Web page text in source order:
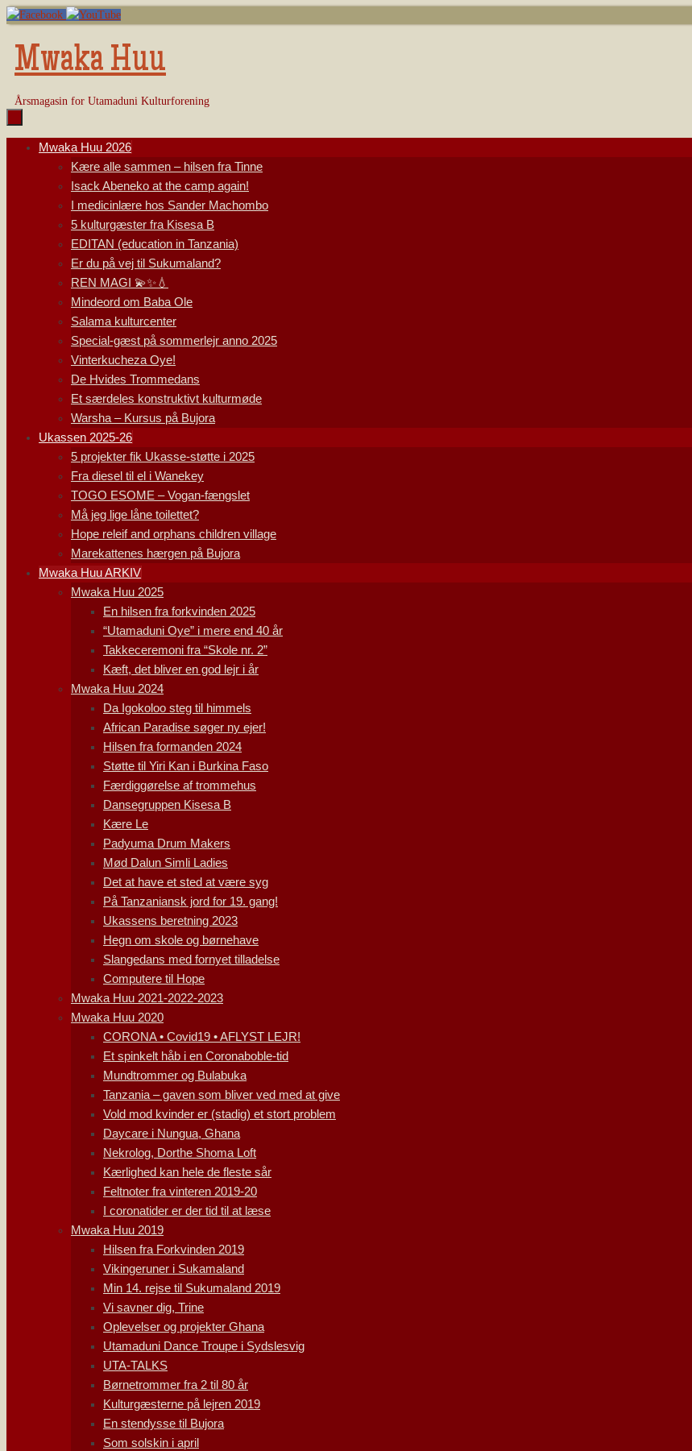
Skip
content
Mwaka Huu
Årsmagasin for Utamaduni Kulturforening
Mwaka Huu 2026
Kære alle sammen – hilsen fra Tinne
Isack Abeneko at the camp again!
I medicinlære hos Sander Machombo
5 kulturgæster fra Kisesa B
EDITAN (education in Tanzania)
Er du på vej til Sukumaland?
REN MAGI 💫✨💧
Mindeord om Baba Ole
Salama kulturcenter
Special-gæst på sommerlejr anno 2025
Vinterkucheza Oye!
De Hvides Trommedans
Et særdeles konstruktivt kulturmøde
Warsha – Kursus på Bujora
Ukassen 2025-26
5 projekter fik Ukasse-støtte i 2025
Fra diesel til el i Wanekey
TOGO ESOME – Vogan-fængslet
Må jeg lige låne toilettet?
Hope releif and orphans children village
Marekattenes hærgen på Bujora
Mwaka Huu ARKIV
Mwaka Huu 2025
En hilsen fra forkvinden 2025
“Utamaduni Oye” i mere end 40 år
Takkeceremoni fra “Skole nr. 2”
Kæft, det bliver en god lejr i år
Mwaka Huu 2024
Da Igokoloo steg til himmels
African Paradise søger ny ejer!
Hilsen fra formanden 2024
Støtte til Yiri Kan i Burkina Faso
Færdiggørelse af trommehus
Dansegruppen Kisesa B
Kære Le
Padyuma Drum Makers
Mød Dalun Simli Ladies
Det at have et sted at være syg
På Tanzaniansk jord for 19. gang!
Ukassens beretning 2023
Hegn om skole og børnehave
Slangedans med fornyet tilladelse
Computere til Hope
Mwaka Huu 2021-2022-2023
Mwaka Huu 2020
CORONA • Covid19 • AFLYST LEJR!
Et spinkelt håb i en Coronaboble-tid
Mundtrommer og Bulabuka
Tanzania – gaven som bliver ved med at give
Vold mod kvinder er (stadig) et stort problem
Daycare i Nungua, Ghana
Nekrolog, Dorthe Shoma Loft
Kærlighed kan hele de fleste sår
Feltnoter fra vinteren 2019-20
I coronatider er der tid til at læse
Mwaka Huu 2019
Hilsen fra Forkvinden 2019
Vikingeruner i Sukamaland
Min 14. rejse til Sukumaland 2019
Vi savner dig, Trine
Oplevelser og projekter Ghana
Utamaduni Dance Troupe i Sydslesvig
UTA-TALKS
Børnetrommer fra 2 til 80 år
Kulturgæsterne på lejren 2019
En stendysse til Bujora
Som solskin i april